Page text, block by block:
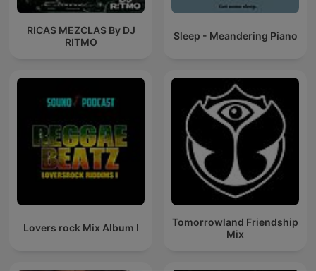
RICAS MEZCLAS By DJ
RITMO
Sleep - Meandering Piano
Lovers rock Mix Album I
Tomorrowland Friendship
Mix